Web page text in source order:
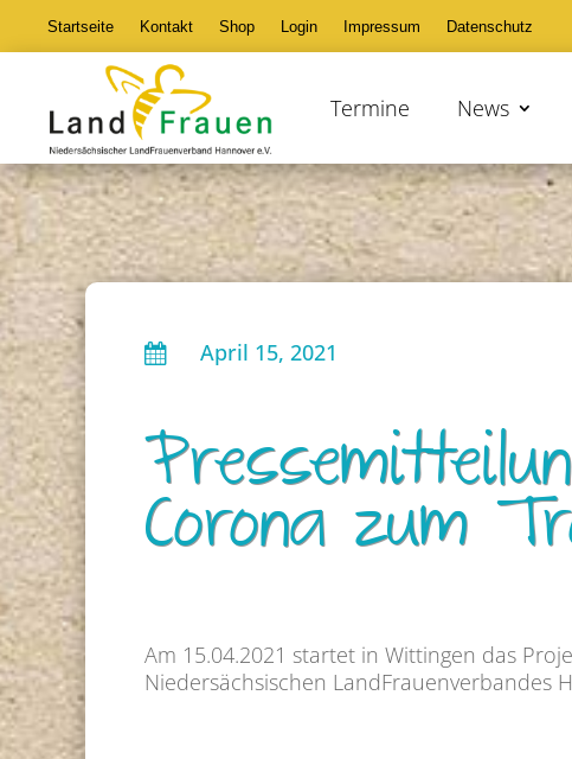
Startseite Kontakt Shop Login Impressum Datenschutz
Termine News
 April 15, 2021
Corona zum
Am 15.04.2021 startet in Wittingen das
Niedersächsischen LandFrauenverbandes